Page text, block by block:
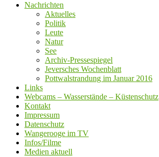
Nachrichten
Aktuelles
Politik
Leute
Natur
See
Archiv-Pressespiegel
Jeversches Wochenblatt
Pottwalstrandung im Januar 2016
Links
Webcams – Wasserstände – Küstenschutz
Kontakt
Impressum
Datenschutz
Wangerooge im TV
Infos/Filme
Medien aktuell